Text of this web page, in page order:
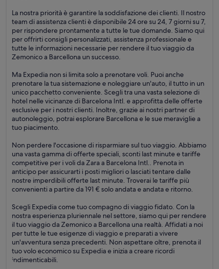
La nostra priorità è garantire la soddisfazione dei clienti. Il nostro
team di assistenza clienti è disponibile 24 ore su 24, 7 giorni su 7,
per rispondere prontamente a tutte le tue domande. Siamo qui
per offrirti consigli personalizzati, assistenza professionale e
tutte le informazioni necessarie per rendere il tuo viaggio da
Zemonico a Barcellona un successo.
Ma Expedia non si limita solo a prenotare voli. Puoi anche
prenotare la tua sistemazione e noleggiare un'auto, il tutto in un
unico pacchetto conveniente. Scegli tra una vasta selezione di
hotel nelle vicinanze di Barcelona Intl. e approfitta delle offerte
esclusive per i nostri clienti. Inoltre, grazie ai nostri partner di
autonoleggio, potrai esplorare Barcellona e le sue meraviglie a
tuo piacimento.
Non perdere l'occasione di risparmiare sul tuo viaggio. Abbiamo
una vasta gamma di offerte speciali, sconti last minute e tariffe
competitive per i voli da Zara a Barcelona Intl.. Prenota in
anticipo per assicurarti i posti migliori o lasciati tentare dalle
nostre imperdibili offerte last minute. Troverai le tariffe più
convenienti a partire da 191 € solo andata e andata e ritorno.
Scegli Expedia come tuo compagno di viaggio fidato. Con la
nostra esperienza pluriennale nel settore, siamo qui per rendere
il tuo viaggio da Zemonico a Barcellona una realtà. Affidati a noi
per tutte le tue esigenze di viaggio e preparati a vivere
un'avventura senza precedenti. Non aspettare oltre, prenota il
tuo volo economico su Expedia e inizia a creare ricordi
indimenticabili.